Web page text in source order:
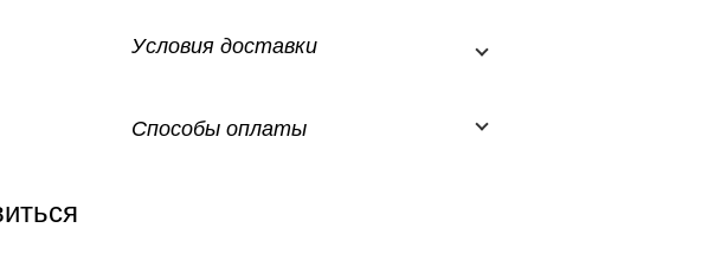
Условия доставки
Способы оплаты